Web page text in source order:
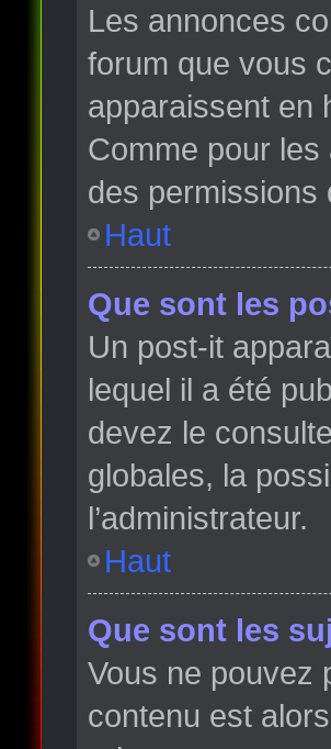
Les annonces
forum que vous
apparaissent en
Comme pour
des permissions
Haut
Que sont les
Un post-it
lequel il a été
devez le
globales, la
l’administrateur.
Haut
Que sont les
Vous ne pouvez
contenu est